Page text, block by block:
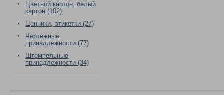
Цветной картон, белый
картон (102)
Ценники, этикетки (27)
Чертежные
принадлежности (77)
Штемпельные
принадлежности (34)